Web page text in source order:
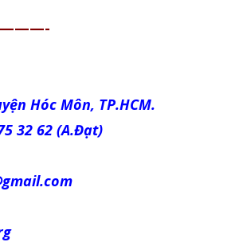
Hóc Môn, TP.HCM.
32 62 (A.Đạt)